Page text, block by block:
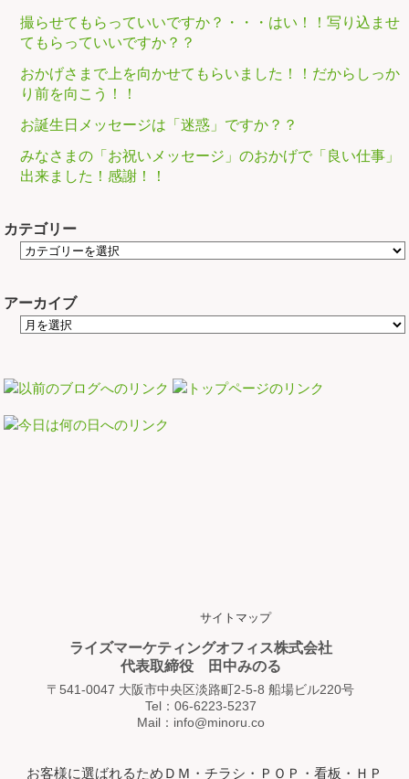
撮らせてもらっていいですか？・・・はい！！写り込ませ
てもらっていいですか？？
おかげさまで上を向かせてもらいました！！だからしっか
り前を向こう！！
お誕生日メッセージは「迷惑」ですか？？
みなさまの「お祝いメッセージ」のおかげで「良い仕事」
出来ました！感謝！！
カテゴリー
アーカイブ
サイトマップ
ライズマーケティングオフィス株式会社
代表取締役 田中みのる
〒541-0047 大阪市中央区淡路町2-5-8 船場ビル220号
Tel：06-6223-5237
Mail：info@minoru.co
お客様に選ばれるためＤＭ・チラシ・ＰＯＰ・看板・ＨＰ